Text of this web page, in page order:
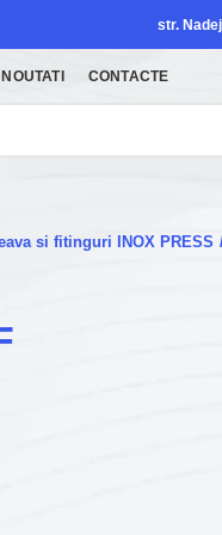
str.
NOUTATI CONTACTE
si fitinguri INOX PRESS